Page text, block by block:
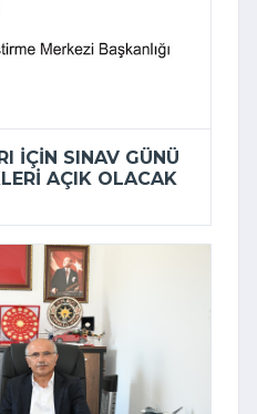
IÇIN SINAV GÜNÜ
AÇIK OLACAK